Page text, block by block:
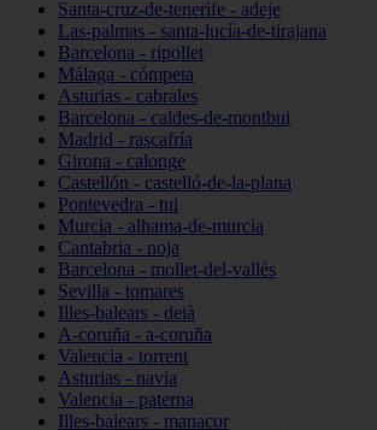
Santa-cruz-de-tenerife - adeje
Las-palmas - santa-lucía-de-tirajana
Barcelona - ripollet
Málaga - cómpeta
Asturias - cabrales
Barcelona - caldes-de-montbui
Madrid - rascafría
Girona - calonge
Castellón - castelló-de-la-plana
Pontevedra - tui
Murcia - alhama-de-murcia
Cantabria - noja
Barcelona - mollet-del-vallès
Sevilla - tomares
Illes-balears - deià
A-coruña - a-coruña
Valencia - torrent
Asturias - navia
Valencia - paterna
Illes-balears - manacor